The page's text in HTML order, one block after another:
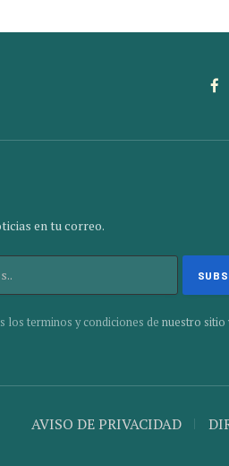
en tu correo.
los terminos y condiciones de nuestro sitio
AVISO DE PRIVACIDAD